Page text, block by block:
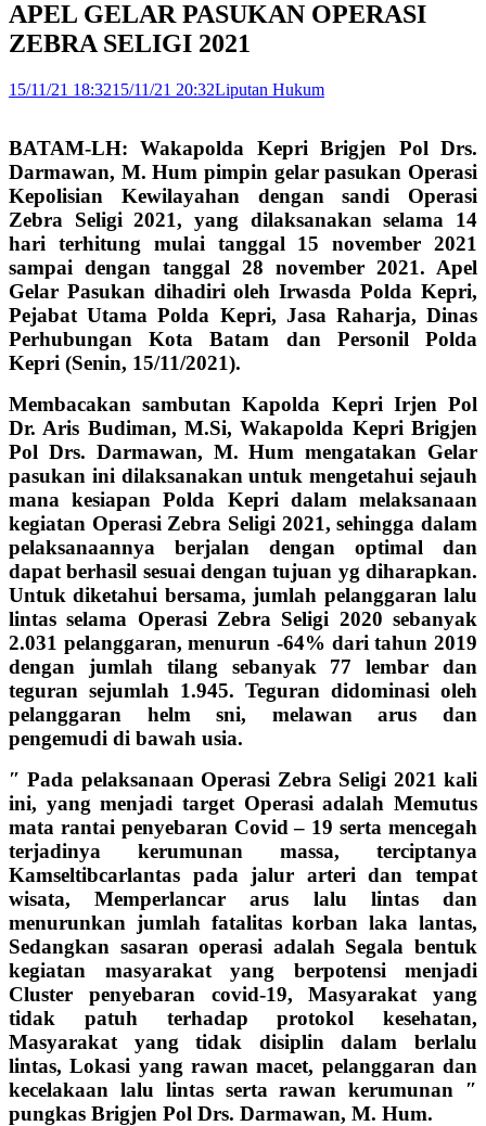
APEL GELAR PASUKAN OPERASI
ZEBRA SELIGI 2021
15/11/21 18:3215/11/21 20:32Liputan Hukum
BATAM-LH: Wakapolda Kepri Brigjen Pol Drs.
Darmawan, M. Hum pimpin gelar pasukan Operasi
Kepolisian Kewilayahan dengan sandi Operasi
Zebra Seligi 2021, yang dilaksanakan selama 14
hari terhitung mulai tanggal 15 november 2021
sampai dengan tanggal 28 november 2021. Apel
Gelar Pasukan dihadiri oleh Irwasda Polda Kepri,
Pejabat Utama Polda Kepri, Jasa Raharja, Dinas
Perhubungan Kota Batam dan Personil Polda
Kepri (Senin, 15/11/2021).
Membacakan sambutan Kapolda Kepri Irjen Pol
Dr. Aris Budiman, M.Si, Wakapolda Kepri Brigjen
Pol Drs. Darmawan, M. Hum mengatakan Gelar
pasukan ini dilaksanakan untuk mengetahui sejauh
mana kesiapan Polda Kepri dalam melaksanaan
kegiatan Operasi Zebra Seligi 2021, sehingga dalam
pelaksanaannya berjalan dengan optimal dan
dapat berhasil sesuai dengan tujuan yg diharapkan.
Untuk diketahui bersama, jumlah pelanggaran lalu
lintas selama Operasi Zebra Seligi 2020 sebanyak
2.031 pelanggaran, menurun -64% dari tahun 2019
dengan jumlah tilang sebanyak 77 lembar dan
teguran sejumlah 1.945. Teguran didominasi oleh
pelanggaran helm sni, melawan arus dan
pengemudi di bawah usia.
″ Pada pelaksanaan Operasi Zebra Seligi 2021 kali
ini, yang menjadi target Operasi adalah Memutus
mata rantai penyebaran Covid – 19 serta mencegah
terjadinya kerumunan massa, terciptanya
Kamseltibcarlantas pada jalur arteri dan tempat
wisata, Memperlancar arus lalu lintas dan
menurunkan jumlah fatalitas korban laka lantas,
Sedangkan sasaran operasi adalah Segala bentuk
kegiatan masyarakat yang berpotensi menjadi
Cluster penyebaran covid-19, Masyarakat yang
tidak patuh terhadap protokol kesehatan,
Masyarakat yang tidak disiplin dalam berlalu
lintas, Lokasi yang rawan macet, pelanggaran dan
kecelakaan lalu lintas serta rawan kerumunan ″
pungkas Brigjen Pol Drs. Darmawan, M. Hum.